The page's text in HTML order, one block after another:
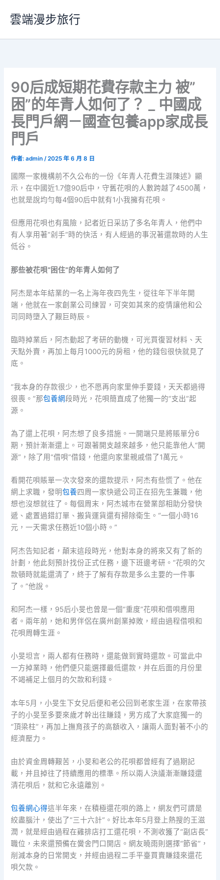
要
雲端漫步旅行
90后成短期花費存款主力 被”
困”的年青人如何了？ _ 中國成
長門戶網－國查包養app家成長
門戶
作者:admin/2025 年 6 月 8 日
國際一家機構前不久公布的一份《年青人花費生涯陳述》顯
示，在中國近1.7億90后中，守舊花唄的人數跨越了4500萬，
也就是說均勻每4個90后中就有1小我擁有花唄。
但應用花唄也有風險，記者近日采訪了多名年青人，他們中
有人享用著“剁手”時的快活，有人經過的事況著還款時的人生
低谷。
那些被花唄“困住”的年青人如何了
阿杰是本年結業的一名上海年夜四先生，從往年下半年開
端，他就在一家創業公司練習，可突如其來的疫情讓他和公
司同時墮入了艱巨時辰。
臨時掉業后，阿杰動起了考研的動機，可光買復習材料、天
天點外賣，再加上每月1000元的房租，他的錢包很快就見了
底。
“我本身的存款很少，也不愿再向家里伸手要錢，天天都過得
很喪。”那包養網段時光，花唄簡直成了他獨一的“支出”起
源。
為了還上花唄，阿杰想了良多措施。一開端只是將賬單分6
期，預計漸漸還上。可跟著開支越來越多，他只能靠他人“開
源”，除了用“借唄”借錢，他還向家里親戚借了1萬元。
看開花唄賬單一次次發來的還款提示，阿杰有些慌了。他在
網上求職，發明包養四周一家快遞公司正在招先生兼職，他
想也沒想就往了。每個周末，阿杰城市在營業部相助分發快
遞、處置過錯訂單、搬貨運貨還有掃除衛生。“一個小時16
元，一天需求任務近10個小時。”
阿杰告知記者，顛末這段時光，他對本身的將來又有了新的
計劃，他此刻預計找份正式任務，邊下班邊考研。“花唄的欠
款頓時就能還清了，終于了解有存款是多么主要的一件事
了。”他說。
和阿杰一樣，95后小旻也曾是一個“重度”花唄和借唄應用
者。兩年前，她和男伴侶在廣州創業掉敗，經由過程借唄和
花唄周轉生涯。
小旻坦言，兩人都有任務時，還能做到實時還款。可當此中
一方掉業時，他們便只能選擇最低還款，并在后面的月份里
不竭補足上個月的欠款和利錢。
本年5月，小旻生下女兒后便和老公回到老家生涯，在家帶孩
子的小旻至多要來歲才幹出往賺錢，男方成了大家庭獨一的
“頂梁柱”，再加上撫育孩子的高額收入，讓兩人面對著不小的
經濟壓力。
由於資金周轉艱苦，小旻和老公的花唄都曾經有了過期記
載，并且掉往了持續應用的標準。所以兩人決議漸漸賺錢還
清花唄后，就和它永遠離別。
包養網心得這半年來，在積極還花唄的路上，網友們可謂是
絞盡腦汁，使出了“三十六計”。好比本年5月登上熱搜的王滋
潤，就是經由過程在雞排店打工還花唄，不測收獲了“副店長”
職位，未來還預備在黌舍門口開店。網友曉雨則選擇“節省”，
削減本身的日常開支，并經由過程二手平臺買賣賺錢來還花
唄欠款。